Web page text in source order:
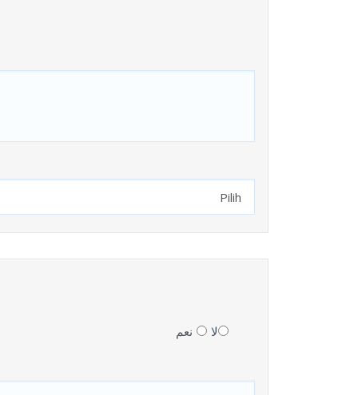
لا
نعم